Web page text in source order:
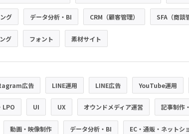
グ データ分析・BI CRM（顧客管理） SFA（商談
グ フォント 素材サイト
広告 LINE運用 LINE広告 YouTube運用
LPO UI UX オウンドメディア運営 記事制作
動画・映像制作 データ分析・BI EC・通販・ネットシ